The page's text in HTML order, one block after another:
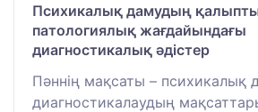
Психикалық дамудың
патологиялық жағдайындағы
диагностикалық әдістер
Пәннің мақсаты – психикалық
диагностикалаудың